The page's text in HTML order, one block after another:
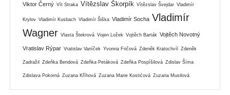
Viktor Černý Vít Straka Vítězslav Škorpík Vítězslav Švejdar Vladimír
Krylov Vladimír Kusbach Vladimír Šiška Vladimír Socha Vladimír
Wagner Vlasta Štekrová Vojen Ložek Vojtěch Barták Vojtěch Novotný
Vratislav Rýpar Vratislav Vaníček Yvonna Fričová Zdeněk Kratochvíl Zdeněk
Zadražil Zdeňka Bendová Zdeňka Petáková Zdeňka Pospíšilová Zdislav Šíma
Zdislava Pokorná Zuzana Kříhová Zuzana Marie Kostićová Zuzana Musilová